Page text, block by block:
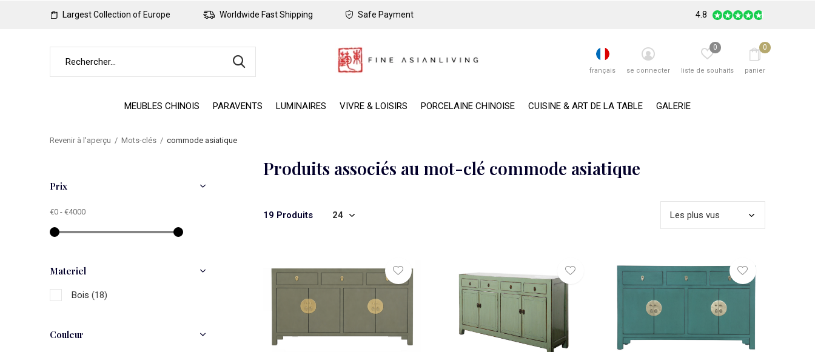
MEUBLES CHINOIS PARAVENTS LUMINAIRES VIVRE & LOISIRS PORCELAINE CHINOISE CUISINE & ART DE LA TABLE GALERIE
français se connecter liste de souhaits
0
panier
0
Largest Collection of Europe Worldwide Fast Shipping Safe Payment 4.8
Revenir à l'aperçu Mots-clés commode asiatique
Produits associés au mot-clé commode asiatique
19 Produits
Prix
€0 - €4000
Materiel
Bois (18)
Couleur